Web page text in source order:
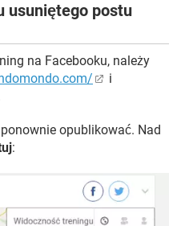
usuniętego postu
na Facebooku, należy
i
opublikować. Nad
: